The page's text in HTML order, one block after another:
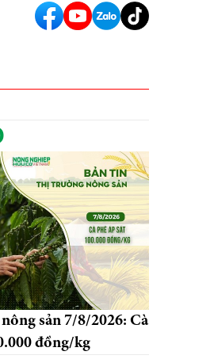
đất vi phạm có nguồn gốc từ phá rừng
sản 7/8/2026: Cà
đồng/kg